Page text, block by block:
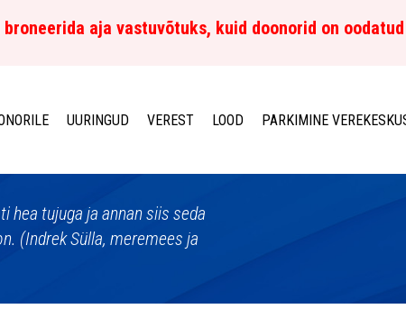
broneerida aja vastuvõtuks, kuid doonorid on
UURINGUD VEREST LOOD PARKIMINE
hea tujuga ja annan siis seda
(Indrek Sülla, meremees ja